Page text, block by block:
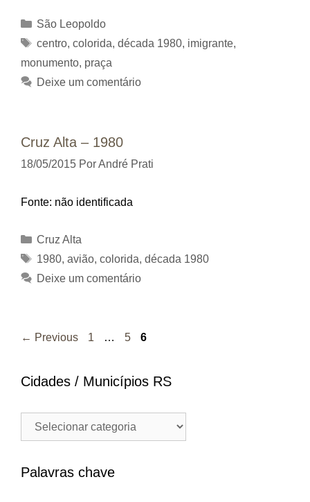
Categorias
São Leopoldo
Tags
centro, colorida, década 1980, imigrante,
monumento, praça
Deixe um comentário
Cruz Alta – 1980
18/05/2015 PorAndré Prati
Fonte: não identificada
Categorias
Cruz Alta
Tags
1980, avião, colorida, década 1980
Deixe um comentário
← Previous Page
1 … Page
5 Page
6
Cidades / Municípios RS
Cidades
Municípios
Palavras chave